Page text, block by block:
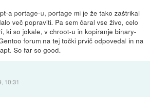
a portage-u, portage mi je že tako zaštrikal
več popraviti. Pa sem čaral vse živo, celo
ki so jokale, v chroot-u in kopiranje binary-
forum na tej točki prvič odpovedal in na
So far so good.
10:31